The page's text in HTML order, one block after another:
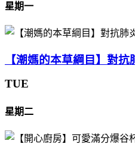
星期一
【潮媽的本草綱目】對抗
TUE
星期二